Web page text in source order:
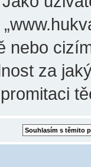
nebo
za